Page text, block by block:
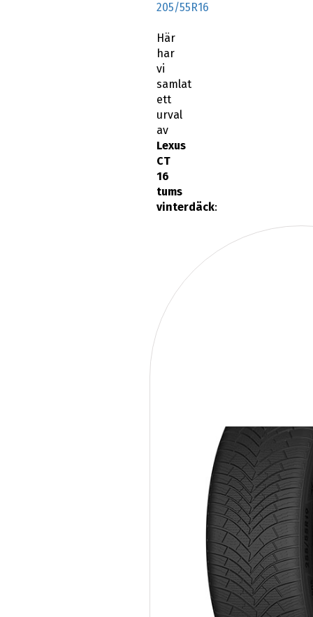
205/55R16
Här
har
vi
samlat
ett
urval
av
Lexus
CT
16
tums
vinterdäck: